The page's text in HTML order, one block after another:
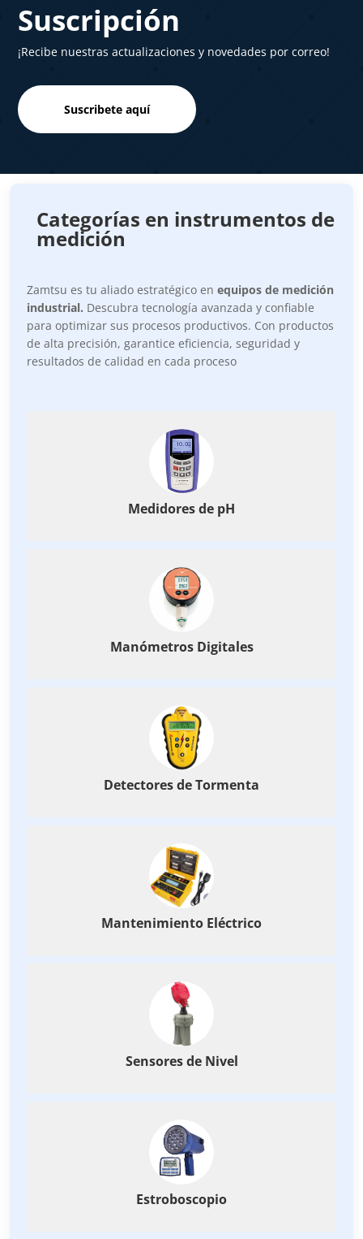
Suscripción
¡Recibe nuestras actualizaciones y novedades por correo!
Suscribete aquí
Categorías en instrumentos de
medición
Zamtsu es tu aliado estratégico enequipos de medición
industrial. Descubra tecnología avanzada y confiable
para optimizar sus procesos productivos. Con productos
de alta precisión, garantice eficiencia, seguridad y
resultados de calidad en cada proceso
Medidores de pH
Manómetros Digitales
Detectores de Tormenta
Mantenimiento Eléctrico
Sensores de Nivel
Estroboscopio